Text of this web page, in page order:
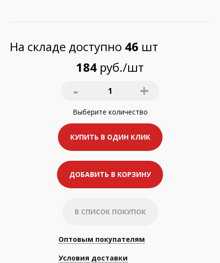
На складе доступно 46 шт
184 руб./шт
- 1 +
Выберите количество
КУПИТЬ В ОДИН КЛИК
ДОБАВИТЬ В КОРЗИНУ
В СПИСОК ПОКУПОК
Оптовым покупателям
Условия доставки